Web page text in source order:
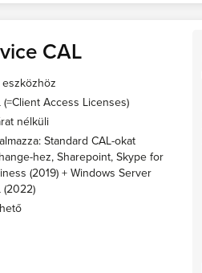
CAL
eszközhöz
(=Client Access Licenses)
nélküli
Standard CAL-okat
hez, Sharepoint, Skype for
(2019) + Windows Server
(2022)